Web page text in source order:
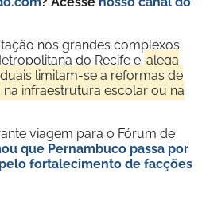
nos grandes complexos
do Recife e alega
limitam-se a reformas de
infraestrutura escolar ou na
viagem para o Fórum de
que Pernambuco passa por
fortalecimento de facções